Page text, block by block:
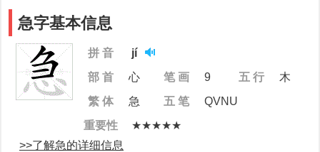
急字基本信息
拼 音
jí
部 首
心 笔 画 9 五 行
木
繁 体
急 五 笔
QVNU
重要性
★★★★★
>>了解急的详细信息